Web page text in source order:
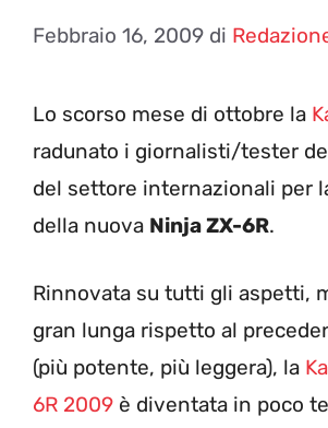
Febbraio 16, 2009 di
Lo scorso mese di ottobre la
radunato i giornalisti/tester
del settore internazionali per
della nuova Ninja ZX-6R.
Rinnovata su tutti gli aspetti,
gran lunga rispetto al
(più potente, più leggera), la
6R 2009 è diventata in poco